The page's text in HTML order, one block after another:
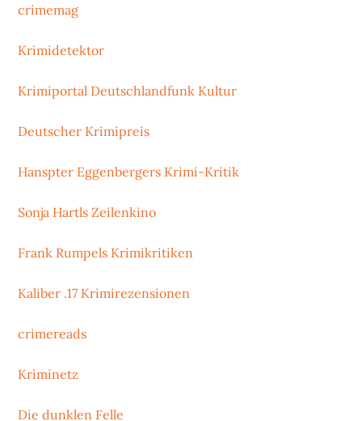
crimemag
Krimidetektor
Krimiportal Deutschlandfunk Kultur
Deutscher Krimipreis
Hanspter Eggenbergers Krimi-Kritik
Sonja Hartls Zeilenkino
Frank Rumpels Krimikritiken
Kaliber .17 Krimirezensionen
crimereads
Kriminetz
Die dunklen Felle